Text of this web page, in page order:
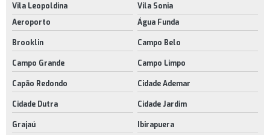
Ponteiras externas pvc
Preço de rodízios para móveis
Puxador alça plástico
Puxadores de plástico para móveis preço
Vila Leopoldina
Vila Sonia
Aeroporto
Água Funda
Brooklin Campo Belo
Campo Grande Campo Limpo
Capão Redondo Cidade Ademar
Cidade Dutra Cidade Jardim
Grajaú Ibirapuera